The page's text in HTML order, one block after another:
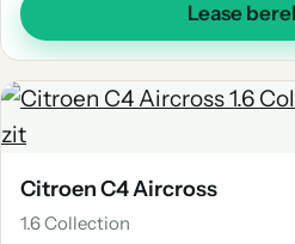
Lease
Citroen C4 Aircross
1.6 Collection